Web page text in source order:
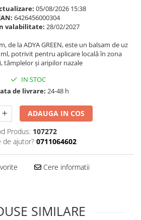
05/08/2026 15:38
6426456000304
valabilitate: 28/02/2027
de la ADYA GREEN, este un balsam de uz
potrivit pentru aplicare locală în zona
tâmplelor și aripilor nazale
IN STOC
de livrare: 24-48 h
ADAUGA IN COS
Produs: 107272
de ajutor? 0711064602
Cere informatii
SIMILARE